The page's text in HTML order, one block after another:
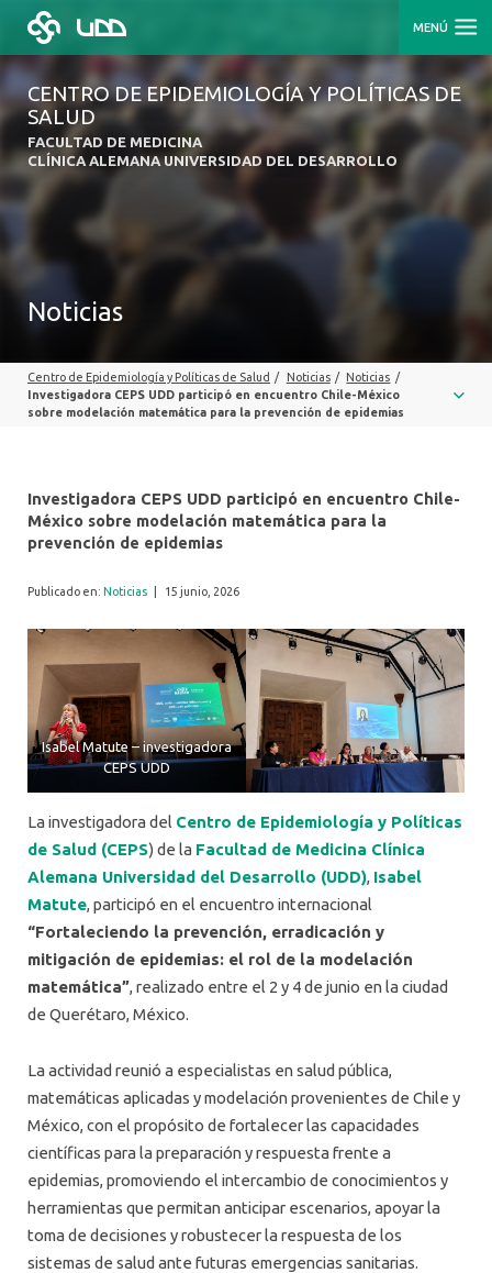
MENÚ
CENTRO DE EPIDEMIOLOGÍA Y POLÍTICAS DE
SALUD
FACULTAD DE MEDICINA
CLÍNICA ALEMANA UNIVERSIDAD DEL DESARROLLO
Noticias
Centro de Epidemiología y Políticas de Salud / Noticias / Noticias /
Investigadora CEPS UDD participó en encuentro Chile-México
sobre modelación matemática para la prevención de epidemias
Investigadora CEPS UDD participó en encuentro Chile-
México sobre modelación matemática para la
prevención de epidemias
Publicado en: Noticias 15 junio, 2026
Isabel Matute – investigadora
CEPS UDD
La investigadora del Centro de Epidemiología y Políticas
de Salud (CEPS) de la Facultad de Medicina Clínica
Alemana Universidad del Desarrollo (UDD), Isabel
Matute, participó en el encuentro internacional
“Fortaleciendo la prevención, erradicación y
mitigación de epidemias: el rol de la modelación
matemática”, realizado entre el 2 y 4 de junio en la ciudad
de Querétaro, México.
La actividad reunió a especialistas en salud pública,
matemáticas aplicadas y modelación provenientes de Chile y
México, con el propósito de fortalecer las capacidades
científicas para la preparación y respuesta frente a
epidemias, promoviendo el intercambio de conocimientos y
herramientas que permitan anticipar escenarios, apoyar la
toma de decisiones y robustecer la respuesta de los
sistemas de salud ante futuras emergencias sanitarias.